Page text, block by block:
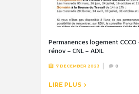
Permanences logement CCCO
rénov – CNL – ADIL
7 DECEMBER 2023 0
LIRE PLUS